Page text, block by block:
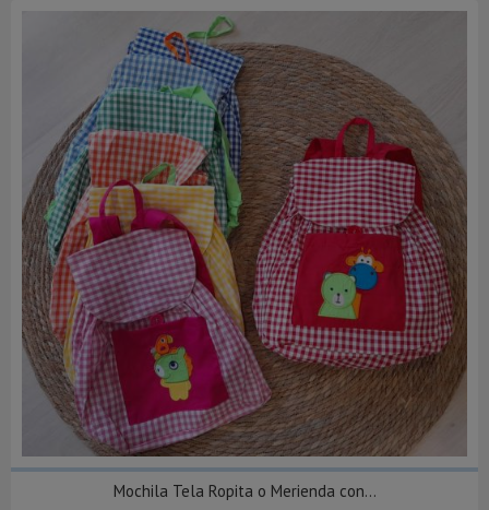
Mochila Tela Ropita o Merienda con...